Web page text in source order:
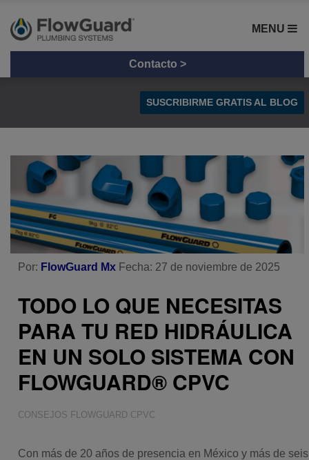
MENU
Contacto >
SUSCRIBIRME GRATIS AL BLOG
Radiación UV en Tuberías
Comparación de materiales
Por: FlowGuard Mx Fecha: 27 de noviembre de 2025
TODO LO QUE NECESITAS
PARA TU RED HIDRÁULICA
EN UN SOLO SISTEMA CON
FLOWGUARD® CPVC
CONSEJOS FLOWGUARD CPVC
Con más de 20 años de presencia en México y más de seis